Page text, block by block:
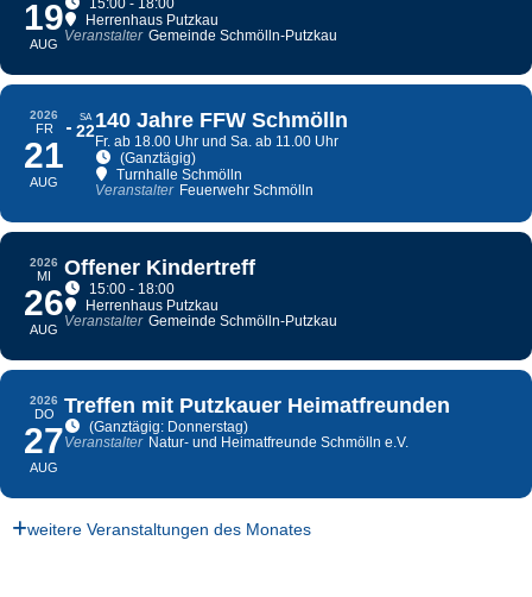
19
AUG
15:00 - 18:00
Herrenhaus Putzkau
Veranstalter Gemeinde Schmölln-Putzkau
2026
FR
21
AUG
SA
22140 Jahre FFW Schmölln
Fr. ab 18.00 Uhr und Sa. ab 11.00 Uhr
(Ganztägig)
Turnhalle Schmölln
Veranstalter Feuerwehr Schmölln
2026
MI
26
AUG
Offener Kindertreff
15:00 - 18:00
Herrenhaus Putzkau
Veranstalter Gemeinde Schmölln-Putzkau
2026
DO
27
AUG
Treffen mit Putzkauer Heimatfreunden
(Ganztägig: Donnerstag)
Veranstalter Natur- und Heimatfreunde Schmölln e.V.
weitere Veranstaltungen des Monates